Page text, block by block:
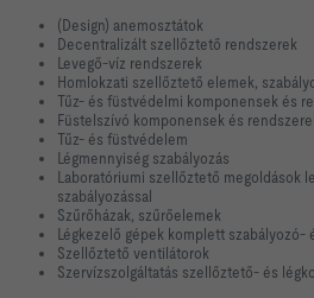
(Design) anemosztátok
Decentralizált szellőztető rendszerek
Levegő-víz rendszerek
Homlokzati szellőztető elemek,
Tűz- és füstvédelmi komponensek és
Füstelszívó komponensek és
Tűz- és füstvédelem
Légmennyiség szabályozás
Laboratóriumi szellőztető megoldások
szabályozással
Szűrőházak, szűrőelemek
Légkezelő gépek komplett szabályozó-
Szellőztető ventilátorok
Szervízszolgáltatás szellőztető- és